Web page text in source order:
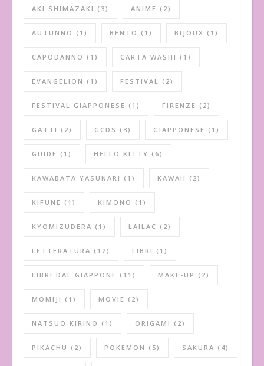
AKI SHIMAZAKI (3) ANIME (2)
AUTUNNO (1) BENTO (1) BIJOUX (1)
CAPODANNO (1) CARTA WASHI (1)
EVANGELION (1) FESTIVAL (2)
FESTIVAL GIAPPONESE (1) FIRENZE (2)
GATTI (2) GCDS (3) GIAPPONESE (1)
GUIDE (1) HELLO KITTY (6)
KAWABATA YASUNARI (1) KAWAII (2)
KIFUNE (1) KIMONO (1)
KYOMIZUDERA (1) LAILAC (2)
LETTERATURA (12) LIBRI (1)
LIBRI DAL GIAPPONE (11) MAKE-UP (2)
MOMIJI (1) MOVIE (2)
NATSUO KIRINO (1) ORIGAMI (2)
PIKACHU (2) POKEMON (5) SAKURA (4)